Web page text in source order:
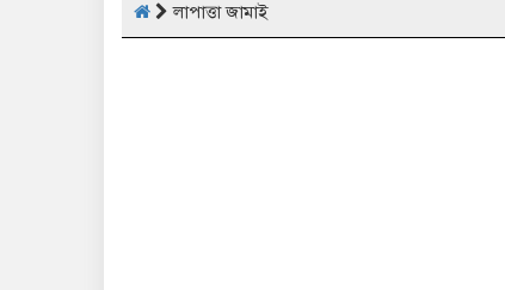
লাপাত্তা জামাই